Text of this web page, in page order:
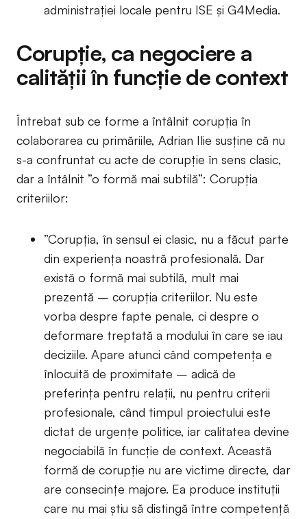
administrației locale pentru ISE și G4Media.
Corupție, ca negociere a
calității în funcție de context
Întrebat sub ce forme a întâlnit corupția în
colaborarea cu primăriile, Adrian Ilie susține că nu
s-a confruntat cu acte de corupție în sens clasic,
dar a întâlnit ”o formă mai subtilă”: Corupția
criteriilor:
”Corupția, în sensul ei clasic, nu a făcut parte
din experiența noastră profesională. Dar
există o formă mai subtilă, mult mai
prezentă – corupția criteriilor. Nu este
vorba despre fapte penale, ci despre o
deformare treptată a modului în care se iau
deciziile. Apare atunci când competența e
înlocuită de proximitate – adică de
preferința pentru relații, nu pentru criterii
profesionale, când timpul proiectului este
dictat de urgențe politice, iar calitatea devine
negociabilă în funcție de context. Această
formă de corupție nu are victime directe, dar
are consecințe majore. Ea produce instituții
care nu mai știu să distingă între competență